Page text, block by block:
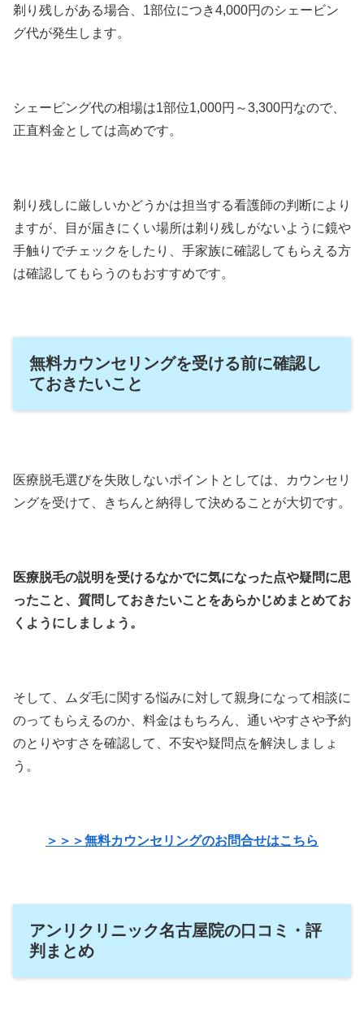
剃り残しがある場合、1部位につき4,000円のシェービン
グ代が発生します。
シェービング代の相場は1部位1,000円～3,300円なので、
正直料金としては高めです。
剃り残しに厳しいかどうかは担当する看護師の判断により
ますが、目が届きにくい場所は剃り残しがないように鏡や
手触りでチェックをしたり、手家族に確認してもらえる方
は確認してもらうのもおすすめです。
無料カウンセリングを受ける前に確認し
ておきたいこと
医療脱毛選びを失敗しないポイントとしては、カウンセリ
ングを受けて、きちんと納得して決めることが大切です。
医療脱毛の説明を受けるなかでに気になった点や疑問に思
ったこと、質問しておきたいことをあらかじめまとめてお
くようにしましょう。
そして、ムダ毛に関する悩みに対して親身になって相談に
のってもらえるのか、料金はもちろん、通いやすさや予約
のとりやすさを確認して、不安や疑問点を解決しましょ
う。
＞＞＞無料カウンセリングのお問合せはこちら
アンリクリニック名古屋院の口コミ・評
判まとめ